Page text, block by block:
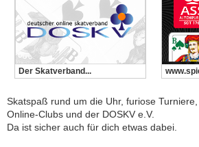
Der Skatverband...
Skatspaß rund um die Uhr, furiose
Online-Clubs und der DOSKV e.V.
Da ist sicher auch für dich etwas dabei.